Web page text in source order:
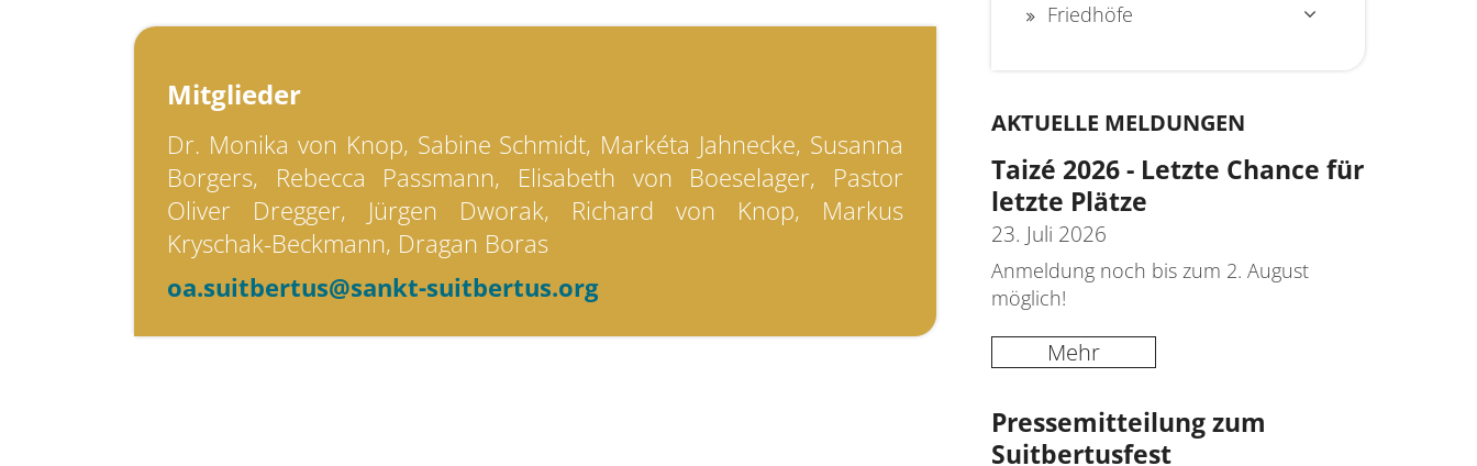
Mitglieder
Dr. Monika von Knop, Sabine Schmidt, Markéta Jahnecke, Susanna
Borgers, Rebecca Passmann, Elisabeth von Boeselager, Pastor
Oliver Dregger, Jürgen Dworak, Richard von Knop, Markus
Kryschak-Beckmann, Dragan Boras
oa.suitbertus@sankt-suitbertus.org
Friedhöfe
AKTUELLE MELDUNGEN
Taizé 2026 - Letzte Chance für
letzte Plätze
23. Juli 2026
Anmeldung noch bis zum 2. August
möglich!
Mehr
Pressemitteilung zum
Suitbertusfest